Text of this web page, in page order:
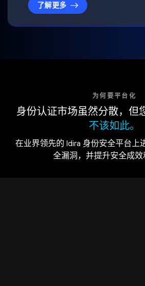
了解更多
为何要平台化
身份认证市场虽然分散，但
不该如此。
在业界领先的 Idira 身份安全平台上
全漏洞，并提升安全成效